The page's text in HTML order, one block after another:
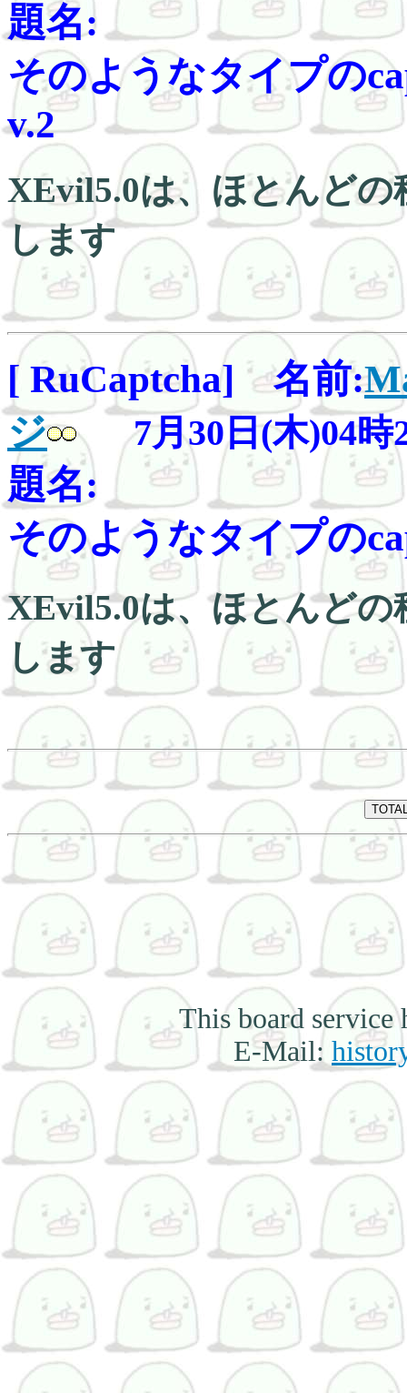
題名:
そのようなタイプの
v.2
XEvil5.0は、ほとんどの
します
[ RuCaptcha] 名前:
ジ
7月30日(木)04時
題名:
そのようなタイプの
XEvil5.0は、ほとんどの
します
This board service
E-Mail: